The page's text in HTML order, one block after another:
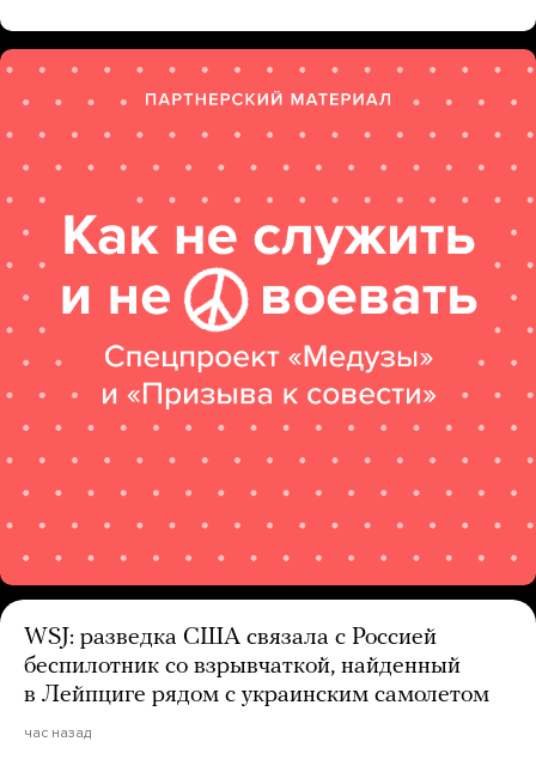
WSJ: разведка США связала с Россией
беспилотник со взрывчаткой, найденный
в Лейпциге рядом с украинским самолетом
час назад